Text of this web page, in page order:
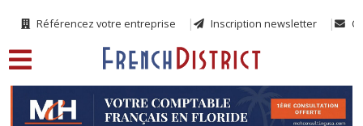
Référencez votre entreprise Inscription newsletter